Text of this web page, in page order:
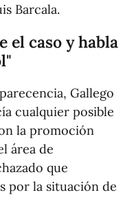
Barcala.
el caso y habla
Gallego
cualquier posible
la promoción
área de
que
por la situación de